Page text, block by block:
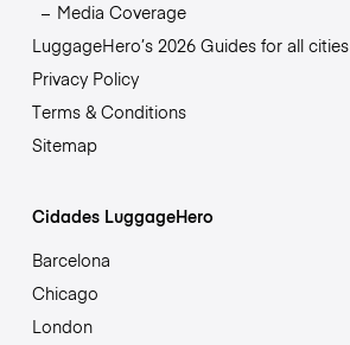
Media Coverage
LuggageHero’s 2026 Guides for all cities
Privacy Policy
Terms & Conditions
Sitemap
Cidades LuggageHero
Barcelona
Chicago
London